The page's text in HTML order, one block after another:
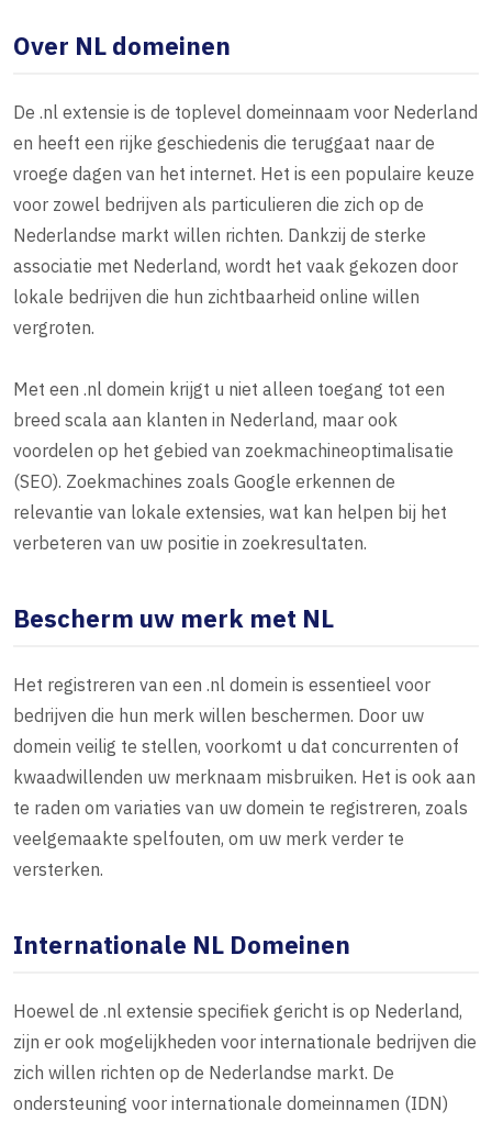
Over NL domeinen
De .nl extensie is de toplevel domeinnaam voor Nederland
en heeft een rijke geschiedenis die teruggaat naar de
vroege dagen van het internet. Het is een populaire keuze
voor zowel bedrijven als particulieren die zich op de
Nederlandse markt willen richten. Dankzij de sterke
associatie met Nederland, wordt het vaak gekozen door
lokale bedrijven die hun zichtbaarheid online willen
vergroten.
Met een .nl domein krijgt u niet alleen toegang tot een
breed scala aan klanten in Nederland, maar ook
voordelen op het gebied van zoekmachineoptimalisatie
(SEO). Zoekmachines zoals Google erkennen de
relevantie van lokale extensies, wat kan helpen bij het
verbeteren van uw positie in zoekresultaten.
Bescherm uw merk met NL
Het registreren van een .nl domein is essentieel voor
bedrijven die hun merk willen beschermen. Door uw
domein veilig te stellen, voorkomt u dat concurrenten of
kwaadwillenden uw merknaam misbruiken. Het is ook aan
te raden om variaties van uw domein te registreren, zoals
veelgemaakte spelfouten, om uw merk verder te
versterken.
Internationale NL Domeinen
Hoewel de .nl extensie specifiek gericht is op Nederland,
zijn er ook mogelijkheden voor internationale bedrijven die
zich willen richten op de Nederlandse markt. De
ondersteuning voor internationale domeinnamen (IDN)